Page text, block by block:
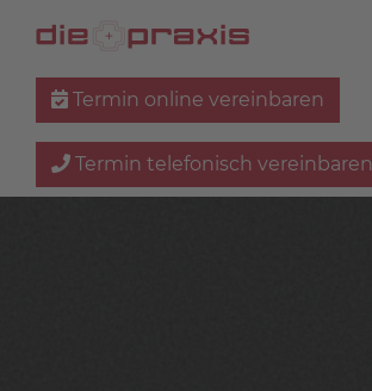
Termin online vereinbaren
Termin telefonisch vereinbaren